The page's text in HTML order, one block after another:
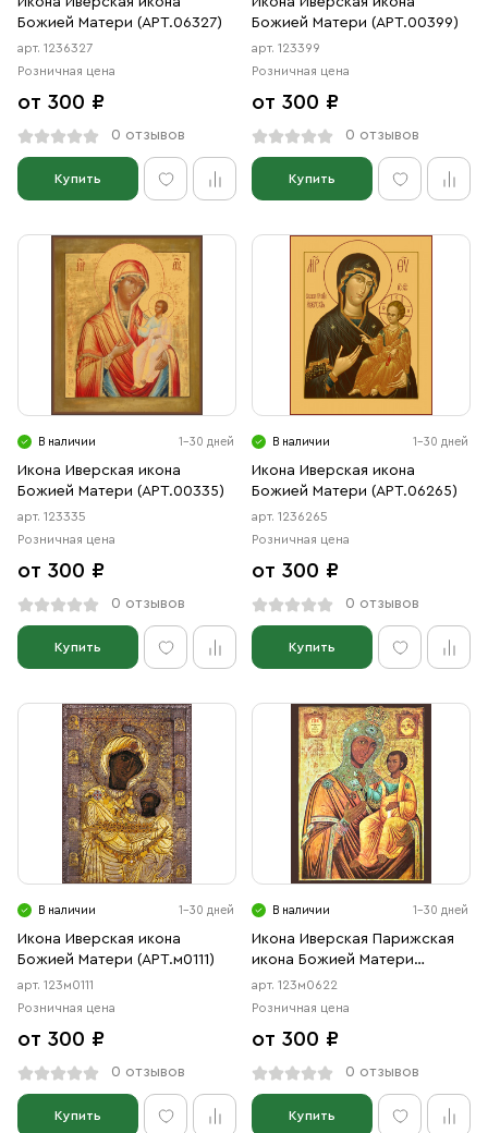
Божией Матери (АРТ.06327)
арт. 1236327
Розничная цена
от 300 ₽
0 отзывов
Купить
Божией Матери (АРТ.00399)
арт. 123399
Розничная цена
от 300 ₽
0 отзывов
Купить
В наличии 1-30 дней
Икона Иверская икона
Божией Матери (АРТ.00335)
арт. 123335
Розничная цена
от 300 ₽
0 отзывов
Купить
В наличии 1-30 дней
Икона Иверская икона
Божией Матери (АРТ.06265)
арт. 1236265
Розничная цена
от 300 ₽
0 отзывов
Купить
В наличии 1-30 дней
Икона Иверская икона
Божией Матери (АРТ.м0111)
арт. 123м0111
Розничная цена
от 300 ₽
0 отзывов
Купить
В наличии 1-30 дней
Икона Иверская Парижская
икона Божией Матери
(АРТ.м0622)
арт. 123м0622
Розничная цена
от 300 ₽
0 отзывов
Купить